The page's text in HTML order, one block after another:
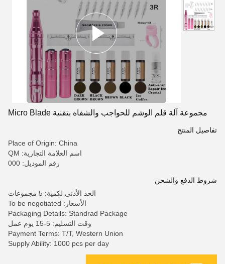
مجموعة آلة قلم الوشم للحواجب والشفاه بتقنية Micro Blade
تفاصيل المنتج
Place of Origin: China
اسم العلامة التجارية: QM
رقم الموديل: 000
شروط الدفع والشحن
الحد الأدنى لكمية: 5 مجموعات
الأسعار: To be negotiated
Packaging Details: Standrad Package
وقت التسليم: 5-15 يوم عمل
Payment Terms: T/T, Western Union
Supply Ability: 1000 pcs per day